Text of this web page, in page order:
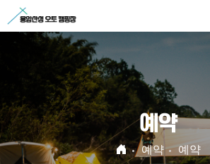
예약
예약 예약